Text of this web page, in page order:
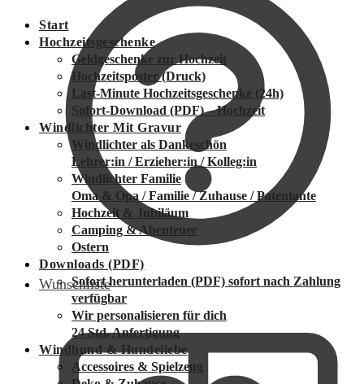
Wunschliste
Start
Hochzeitsgeschenke
Geldgeschenke zur Hochzeit
Hochzeitsposter (Druck)
Last-Minute Hochzeitsgeschenke (24h)
Sofort-Download (PDF) – Hochzeit
Windlichter Mit Gravur
Windlichter als Dankeschön
Lehrer:in / Erzieher:in / Kolleg:in
Windlichter Familie
Oma & Opa / Familie / Zuhause / Patentante
Hochzeit & Jubiläum
Camping & Abenteuer
Ostern
Downloads (PDF)
Sofort herunterladen (PDF) sofort nach Zahlung
verfügbar
Wir personalisieren für dich
24 Std. Anfertigung
Windhund & Hundeliebe
Accessoires & Spielzeug